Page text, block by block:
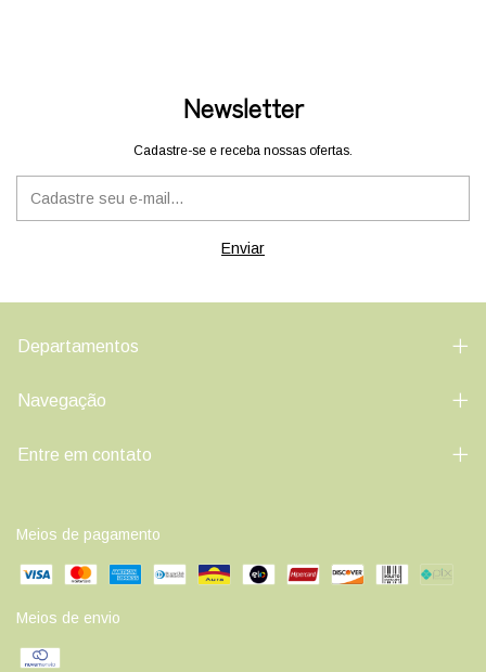
Newsletter
Cadastre-se e receba nossas ofertas.
Departamentos
Navegação
Entre em contato
Meios de pagamento
Meios de envio